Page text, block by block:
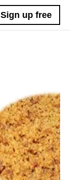
Sign up free